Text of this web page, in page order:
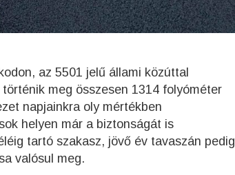
az 5501 jelű állami közúttal
meg összesen 1314 folyóméter
napjainkra oly mértékben
helyen már a biztonságát is
tartó szakasz, jövő év tavaszán pedig
valósul meg.